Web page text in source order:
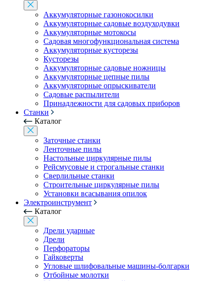
Аккумуляторные газонокосилки
Аккумуляторные садовые воздуходувки
Аккумуляторные мотокосы
Садовая многофункциональная система
Аккумуляторные кусторезы
Кусторезы
Аккумуляторные садовые ножницы
Аккумуляторные цепные пилы
Аккумуляторные опрыскиватели
Садовые распылители
Принадлежности для садовых приборов
Станки
Каталог
Заточные станки
Ленточные пилы
Настольные циркулярные пилы
Рейсмусовые и строгальные станки
Сверлильные станки
Строительные циркулярные пилы
Установки всасывания опилок
Электроинструмент
Каталог
Дрели ударные
Дрели
Перфораторы
Гайковерты
Угловые шлифовальные машины-болгарки
Отбойные молотки